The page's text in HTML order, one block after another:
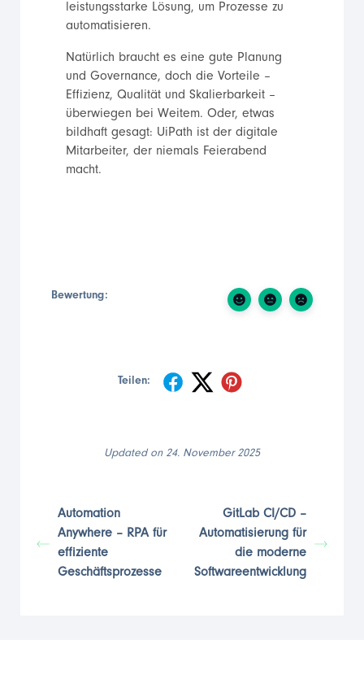
leistungsstarke Lösung, um Prozesse zu
automatisieren.
Natürlich braucht es eine gute Planung
und Governance, doch die Vorteile –
Effizienz, Qualität und Skalierbarkeit –
überwiegen bei Weitem. Oder, etwas
bildhaft gesagt: UiPath ist der digitale
Mitarbeiter, der niemals Feierabend
macht.
Bewertung:
Teilen:
Updated on 24. November 2025
Automation
Anywhere – RPA für
effiziente
Geschäftsprozesse
GitLab CI/CD –
Automatisierung für
die moderne
Softwareentwicklung